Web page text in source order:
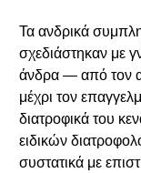
Τα ανδρικά
σχεδιάστηκαν με
άνδρα — από τον
μέχρι τον
διατροφικά του
ειδικών
συστατικά με